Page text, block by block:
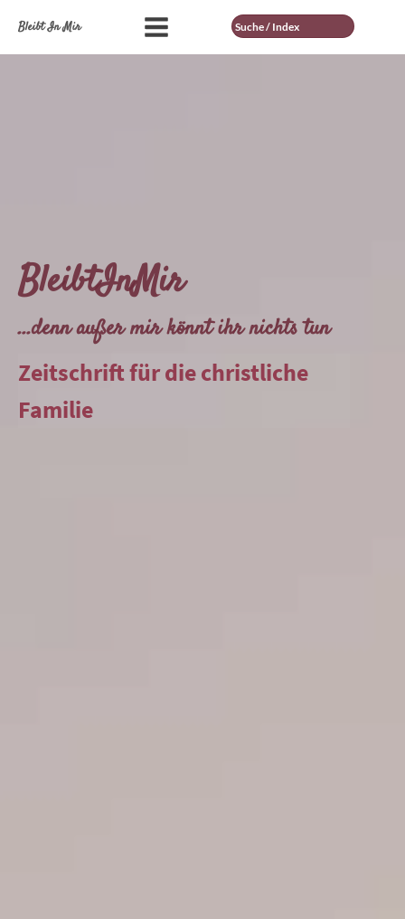
Bleibt In Mir Suche
BleibtInMir
...denn außer mir könnt ihr nichts tun
Zeitschrift für die christliche
Familie